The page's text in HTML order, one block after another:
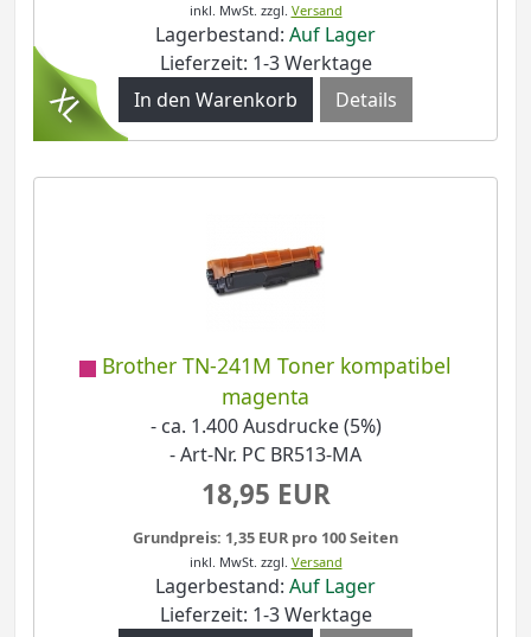
inkl. MwSt. zzgl. Versand
Lagerbestand: Auf Lager
Lieferzeit: 1-3 Werktage
Details
Brother TN-241M Toner kompatibel
magenta
- ca. 1.400 Ausdrucke (5%)
- Art-Nr. PC BR513-MA
18,95 EUR
Grundpreis: 1,35 EUR pro 100 Seiten
inkl. MwSt. zzgl. Versand
Lagerbestand: Auf Lager
Lieferzeit: 1-3 Werktage